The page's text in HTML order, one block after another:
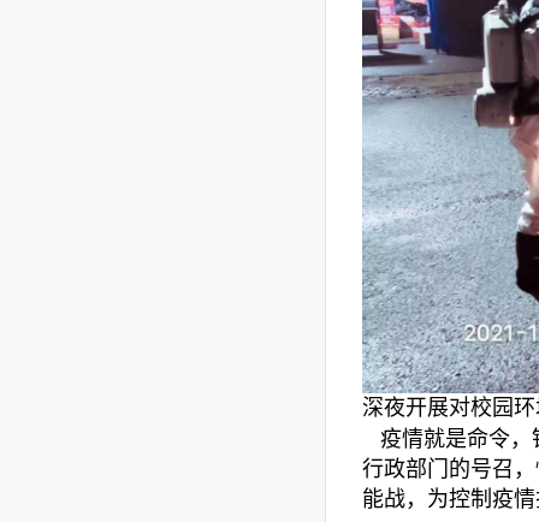
深夜开展对校园
疫情就是命令，
行政部门的号召
能战，为控制疫